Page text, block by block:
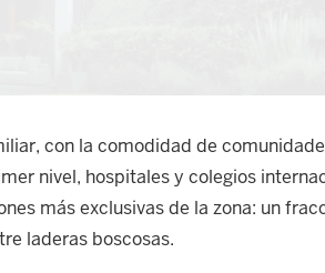
con la comodidad de
nivel, hospitales y colegios
más exclusivas de la zona: un
laderas boscosas.